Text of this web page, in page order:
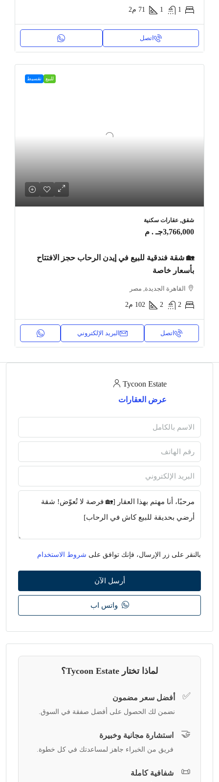
1
1
71 م2
اتصل
للبيع تقسيط
شقق, عقارات سكنية
3,766,000جـ . م
🏡 شقة فندقية للبيع في إيدن الرحاب حجز الافتتاح
بأسعار خاصة
القاهرة الجديدة, مصر
2
2
102 م2
اتصل البريد الإلكتروني
Tycoon Estate
عرض العقارات
بالنقر على زر الإرسال، فإنك توافق على شروط الاستخدام
أرسل الآن
واتس اب
لماذا تختار Tycoon Estate؟
✅ أفضل سعر مضمون
نضمن لك الحصول على أفضل صفقة في السوق.
🤝 استشارة مجانية وخبيرة
فريق من الخبراء جاهز لمساعدتك في كل خطوة.
📜 شفافية كاملة